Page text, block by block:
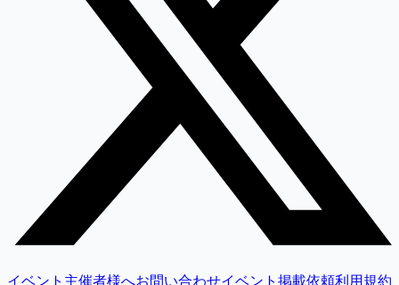
イベント主催者様へお問い合わせイベント掲載依頼利用規約